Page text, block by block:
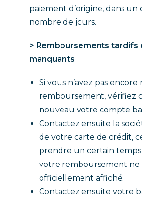
paiement d’origine, dans un
nombre de jours.
> Remboursements tardifs
manquants
Si vous n’avez pas
remboursement, vérifiez
nouveau votre compte
Contactez ensuite la
de votre carte de crédit,
prendre un certain
votre remboursement ne
officiellement affiché.
Contactez ensuite votre